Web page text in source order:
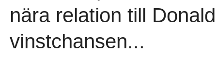
nära relation till
vinstchansen...